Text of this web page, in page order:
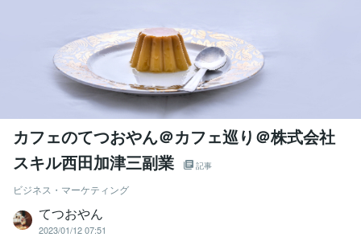
カフェのてつおやん＠カフェ巡り＠株式会社
スキル西田加津三副業
記事
ビジネス・マーケティング
てつおやん
2023/01/12 07:51